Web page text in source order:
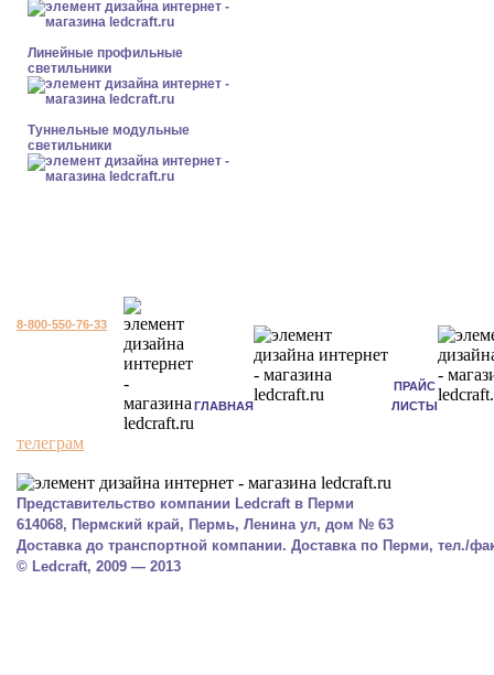
Линейные профильные
светильники
Туннельные модульные
светильники
8-800-550-76-33
ГЛАВНАЯ
ПРАЙС
ЛИСТЫ
телеграм
Представительство компании Ledcraft в Перми
614068, Пермский край, Пермь, Ленина ул, дом № 63
Доставка до транспортной компании. Доставка по Перми, тел./
© Ledcraft, 2009 — 2013